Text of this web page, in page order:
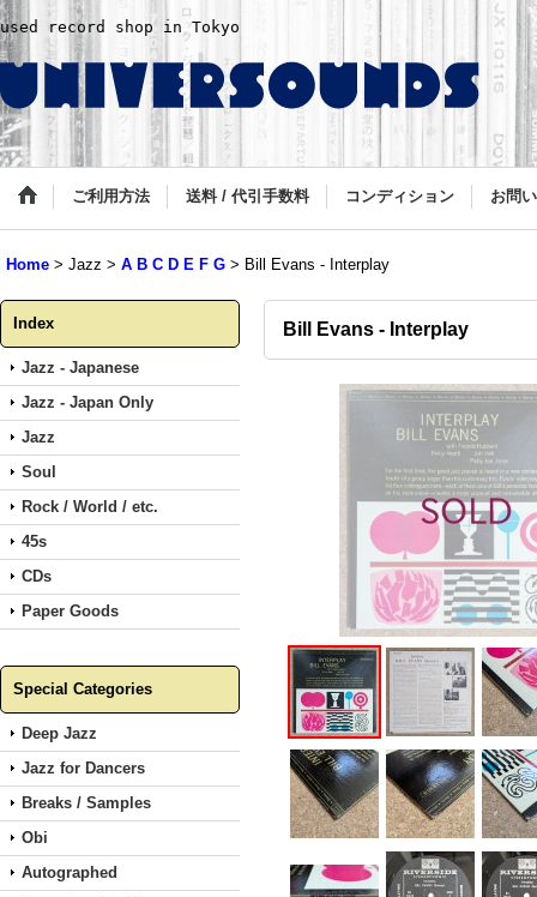
used record shop in Tokyo
ご利用方法 送料 / 代引手数料 コンディション お問
Home > Jazz > A B C D E F G > Bill Evans - Interplay
Index
Jazz - Japanese
Jazz - Japan Only
Jazz
Soul
Rock / World / etc.
45s
CDs
Paper Goods
Special Categories
Deep Jazz
Jazz for Dancers
Breaks / Samples
Obi
Autographed
Bill Evans - Interplay